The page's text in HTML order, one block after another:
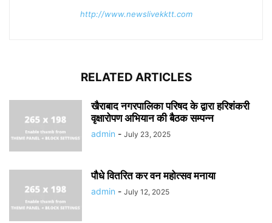
http://www.newslivekktt.com
RELATED ARTICLES
खैराबाद नगरपालिका परिषद के द्वारा हरिशंकरी
वृक्षारोपण अभियान की बैठक सम्पन्न
admin - July 23, 2025
पौधे वितरित कर वन महोत्सव मनाया
admin - July 12, 2025